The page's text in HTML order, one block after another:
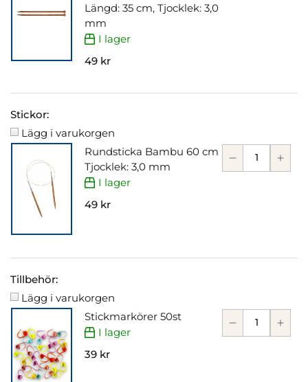
Längd: 35 cm, Tjocklek: 3,0
mm
I lager
49 kr
Stickor:
Lägg i varukorgen
Rundsticka Bambu 60 cm
Tjocklek: 3,0 mm
I lager
49 kr
Tillbehör:
Lägg i varukorgen
Stickmarkörer 50st
I lager
39 kr